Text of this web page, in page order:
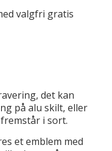
valgfri gratis
det kan
på alu skilt, eller
i sort.
et emblem med